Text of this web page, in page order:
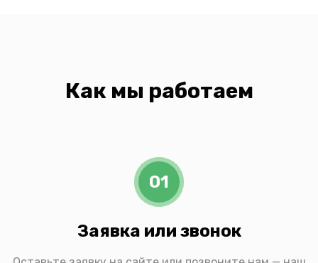
Как мы работаем
01
Заявка или звонок